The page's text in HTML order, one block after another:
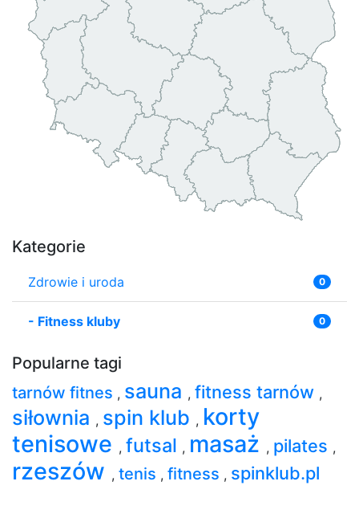
Kategorie
Zdrowie i uroda 0
- Fitness kluby 0
Popularne tagi
tarnów fitnes , sauna , fitness tarnów ,
siłownia , spin klub , korty
tenisowe , futsal , masaż , pilates ,
rzeszów , tenis , fitness , spinklub.pl